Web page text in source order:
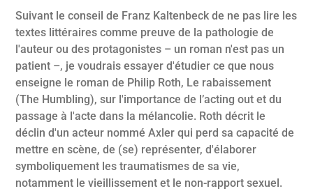
Suivant le conseil de Franz Kaltenbeck de ne pas lire les
textes littéraires comme preuve de la pathologie de
l'auteur ou des protagonistes – un roman n'est pas un
patient –, je voudrais essayer d'étudier ce que nous
enseigne le roman de Philip Roth, Le rabaissement
(The Humbling), sur l'importance de l’acting out et du
passage à l'acte dans la mélancolie. Roth décrit le
déclin d'un acteur nommé Axler qui perd sa capacité de
mettre en scène, de (se) représenter, d'élaborer
symboliquement les traumatismes de sa vie,
notamment le vieillissement et le non-rapport sexuel.